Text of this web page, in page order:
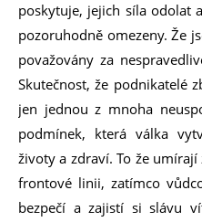
poskytuje, jejich síla odolat
pozoruhodně omezeny. Že
považovány za
Skutečnost, že podnikatelé
jen jednou z mnoha
podmínek, která válka
životy a zdraví. To že
frontové linii, zatímco
bezpečí a zajistí si slávu